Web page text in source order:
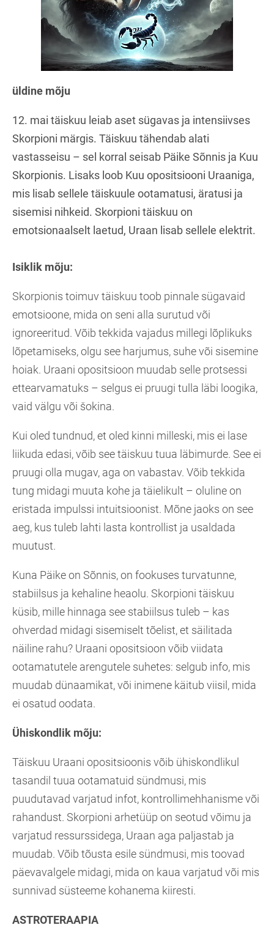
üldine mõju
12. mai täiskuu leiab aset sügavas ja intensiivses
Skorpioni märgis. Täiskuu tähendab alati
vastasseisu – sel korral seisab Päike Sõnnis ja Kuu
Skorpionis. Lisaks loob Kuu opositsiooni Uraaniga,
mis lisab sellele täiskuule ootamatusi, äratusi ja
sisemisi nihkeid. Skorpioni täiskuu on
emotsionaalselt laetud, Uraan lisab sellele elektrit.
Isiklik mõju:
Skorpionis toimuv täiskuu toob pinnale sügavaid
emotsioone, mida on seni alla surutud või
ignoreeritud. Võib tekkida vajadus millegi lõplikuks
lõpetamiseks, olgu see harjumus, suhe või sisemine
hoiak. Uraani opositsioon muudab selle protsessi
ettearvamatuks – selgus ei pruugi tulla läbi loogika,
vaid välgu või šokina.
Kui oled tundnud, et oled kinni milleski, mis ei lase
liikuda edasi, võib see täiskuu tuua läbimurde. See ei
pruugi olla mugav, aga on vabastav. Võib tekkida
tung midagi muuta kohe ja täielikult – oluline on
eristada impulssi intuitsioonist. Mõne jaoks on see
aeg, kus tuleb lahti lasta kontrollist ja usaldada
muutust.
Kuna Päike on Sõnnis, on fookuses turvatunne,
stabiilsus ja kehaline heaolu. Skorpioni täiskuu
küsib, mille hinnaga see stabiilsus tuleb – kas
ohverdad midagi sisemiselt tõelist, et säilitada
näiline rahu? Uraani opositsioon võib viidata
ootamatutele arengutele suhetes: selgub info, mis
muudab dünaamikat, või inimene käitub viisil, mida
ei osatud oodata.
Ühiskondlik mõju:
Täiskuu Uraani opositsioonis võib ühiskondlikul
tasandil tuua ootamatuid sündmusi, mis
puudutavad varjatud infot, kontrollimehhanisme või
rahandust. Skorpioni arhetüüp on seotud võimu ja
varjatud ressurssidega, Uraan aga paljastab ja
muudab. Võib tõusta esile sündmusi, mis toovad
päevavalgele midagi, mida on kaua varjatud või mis
sunnivad süsteeme kohanema kiiresti.
ASTROTERAAPIA